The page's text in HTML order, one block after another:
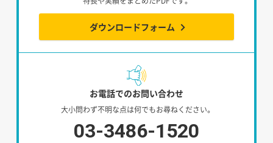
ダウンロードフォーム
お電話でのお問い合わせ
大小問わず不明な点は何でもお尋ねください。
03-3486-1520